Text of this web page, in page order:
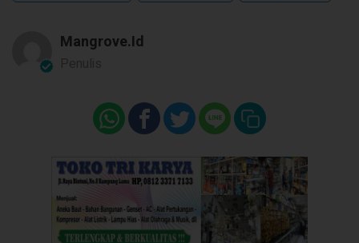
Mangrove.id